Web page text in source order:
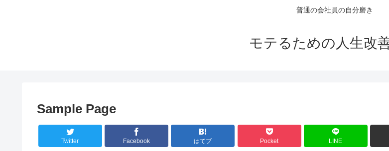
普通の会社員の自分磨き
モテるための人生改
Sample Page
Twitter Facebook はてブ Pocket LINE